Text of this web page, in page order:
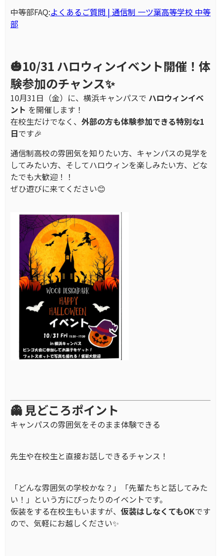
中等部FAQ:よくあるご質問 | 通信制 一ツ葉高等学校 中等
部
🎃10/31 ハロウィンイベント開催！体
験参加のチャンス✨
10月31日（金）に、横浜キャンパスで ハロウィンイベ
ント を開催します！
在校生だけでなく、 外部の方も体験参加できる特別な1
日です🎉
通信制高校の雰囲気を知りたい方、キャンパスの見学を
してみたい方、そしてハロウィンを楽しみたい方、どな
たでも大歓迎！！
ぜひ遊びに来てください😊
👻 見どころポイント
キャンパスの雰囲気をそのまま体験できる
先生や在校生と直接お話しできるチャンス！
「どんな雰囲気の学校かな？」「先輩たちと話してみた
い！」という方にぴったりのイベントです。
仮装をする在校生もいますが、 仮装はしなくてもOKです
ので、気軽にお越しください✨